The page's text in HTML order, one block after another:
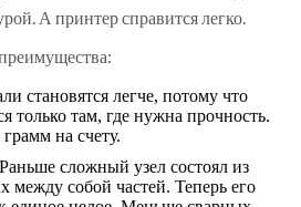
А принтер справится легко.
становятся легче, потому что
только там, где нужна прочность.
на счету.
Раньше сложный узел состоял из
между собой частей. Теперь его